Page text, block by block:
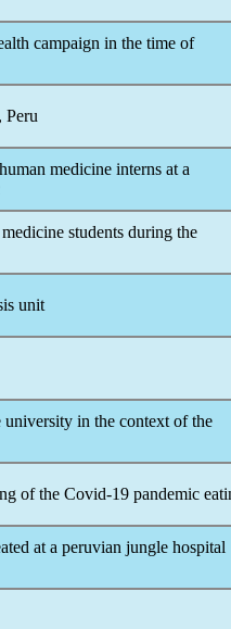
campaign in the time of
Peru
medicine interns at a
students during the
unit
university in the context of the
of the Covid-19 pandemic
at a peruvian jungle hospital